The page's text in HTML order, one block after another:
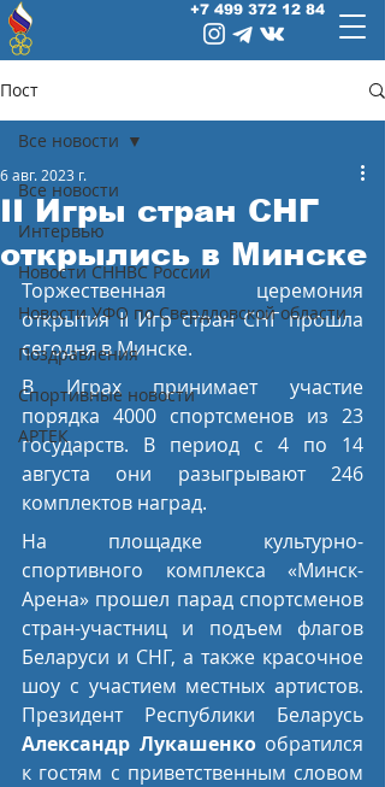
+7 499 372 12 84
Пост
Все новости
Интервью
Новости СННВС России
Новости УФО по Свердловской области
Поздравления
Спортивные новости
АРТЕК
Все новости
II Игры стран СНГ
открылись в Минске
6 авг. 2023 г.
Торжественная церемония
открытия II Игр стран СНГ прошла
сегодня в Минске.
В Играх принимает участие
порядка 4000 спортсменов из 23
государств. В период с 4 по 14
августа они разыгрывают 246
комплектов наград.
На площадке культурно-
спортивного комплекса «Минск-
Арена» прошел парад спортсменов
стран-участниц и подъем флагов
Беларуси и СНГ, а также красочное
шоу с участием местных артистов.
Александр Лукашенко обратился
к гостям с приветственным словом